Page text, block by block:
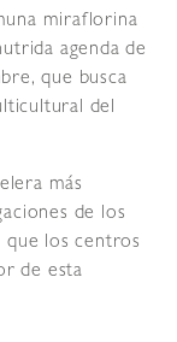
miraflorina
agenda de
que busca
del
más
de los
que los centros
de esta